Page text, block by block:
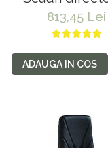
5401 negru
813,45 Lei
ADAUGA IN COS